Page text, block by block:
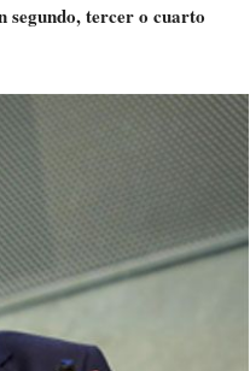
segundo, tercer o cuarto